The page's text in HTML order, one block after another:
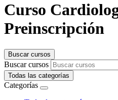
Curso
Preinscripción
Buscar cursos
Buscar cursos
Todas las categorías
Categorías